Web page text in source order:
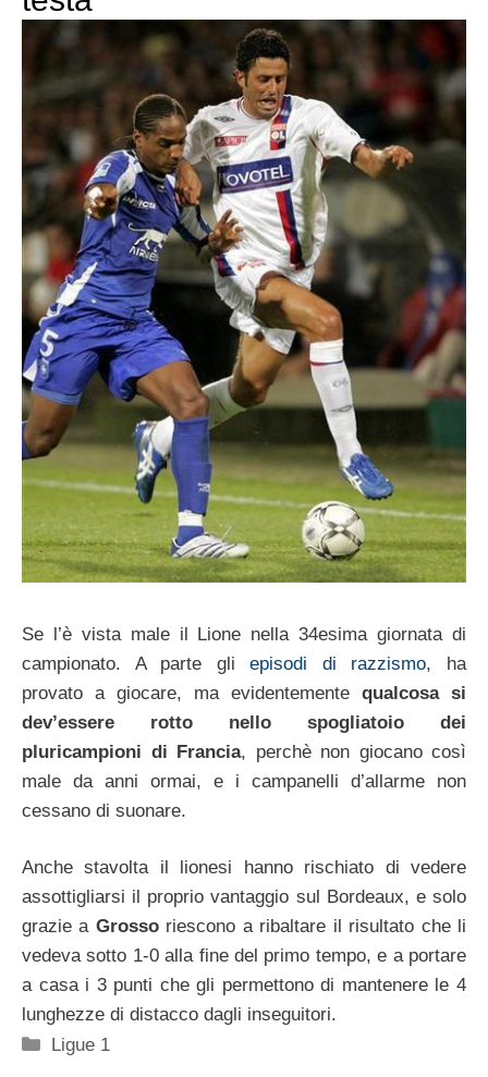
Se l’è vista male il Lione nella 34esima giornata di
campionato. A parte gliepisodi di razzismo, ha
provato a giocare, ma evidentemente qualcosa si
dev’essere rotto nello spogliatoio dei
pluricampioni di Francia, perchè non giocano così
male da anni ormai, e i campanelli d’allarme non
cessano di suonare.
Anche stavolta il lionesi hanno rischiato di vedere
assottigliarsi il proprio vantaggio sul Bordeaux, e solo
grazie a Grosso riescono a ribaltare il risultato che li
vedeva sotto 1-0 alla fine del primo tempo, e a portare
a casa i 3 punti che gli permettono di mantenere le 4
lunghezze di distacco dagli inseguitori.
Categorie
Ligue 1